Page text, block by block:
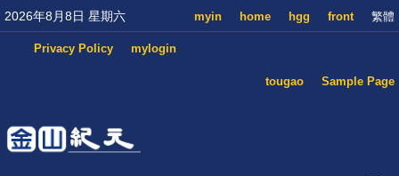
2026年8月8日 星期六 繁體
front
hgg
home
myin
mylogin
Privacy Policy
Sample Page
tougao